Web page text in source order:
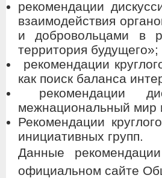
рекомендации
взаимодействия
и добровольцами в
территория будущего»;
рекомендации
как поиск баланса
рекомендации
межнациональный мир
Рекомендации
инициативных групп.
Данные
официальном сайте